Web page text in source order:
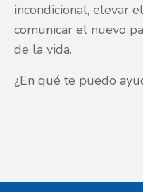
incondicional, elevar
comunicar el nuevo
de la vida.
¿En qué te puedo